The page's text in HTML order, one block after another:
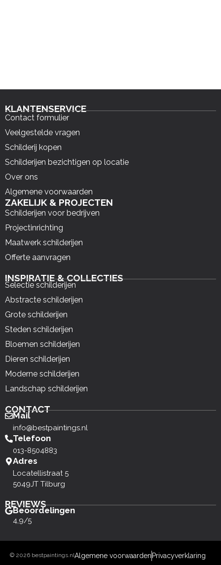
KLANTENSERVICE
Contact formulier
Veelgestelde vragen
Schilderij kopen
Schilderijen bezichtigen op locatie
Over ons
Algemene voorwaarden
ZAKELIJK & PROJECTEN
Schilderijen voor bedrijven
Projectinrichting
Maatwerk schilderijen
Offerte aanvragen
INSPIRATIE & COLLECTIES
Selectie schilderijen
Abstracte schilderijen
Grote schilderijen
Steden schilderijen
Bloemen schilderijen
Dieren schilderijen
Moderne schilderijen
Landschap schilderijen
CONTACT
Mail
info@bestpaintings.nl
Telefoon
013-8504883
Adres
Locatellistraat 5
5049JT Tilburg
REVIEWS
Beoordelingen
4,9/5
© 2026 bestpaintings.nlAlgemene voorwaarden Privacyverklaring